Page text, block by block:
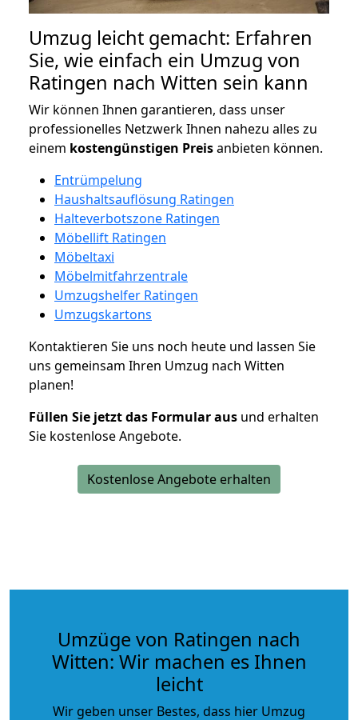
Umzug leicht gemacht: Erfahren
Sie, wie einfach ein Umzug von
Ratingen nach Witten sein kann
Wir können Ihnen garantieren, dass unser
professionelles Netzwerk Ihnen nahezu alles zu
einem kostengünstigen Preisanbieten können.
Entrümpelung
Haushaltsauflösung Ratingen
Halteverbotszone Ratingen
Möbellift Ratingen
Möbeltaxi
Möbelmitfahrzentrale
Umzugshelfer Ratingen
Umzugskartons
Kontaktieren Sie uns noch heute und lassen Sie
uns gemeinsam Ihren Umzug nach Witten
planen!
Füllen Sie jetzt das Formular aus und erhalten
Sie kostenlose Angebote.
Kostenlose Angebote erhalten
Umzüge von Ratingen nach
Witten: Wir machen es Ihnen
leicht
Wir geben unser Bestes, dass hier Umzug